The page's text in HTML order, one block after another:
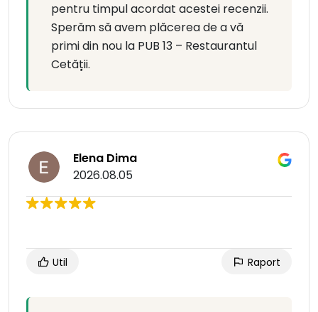
pentru timpul acordat acestei recenzii.
Sperăm să avem plăcerea de a vă
primi din nou la PUB 13 – Restaurantul
Cetății.
Elena Dima
2026.08.05
Util Raport